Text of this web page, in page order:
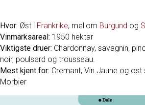
Hvor: Øst i Frankrike, mellom Burgund og
Vinmarksareal: 1950 hektar
Viktigste druer: Chardonnay, savagnin,
noir, poulsard og trousseau.
Mest kjent for: Cremant, Vin Jaune og
Morbier